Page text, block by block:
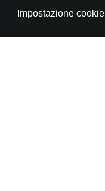
Impostazione cookie